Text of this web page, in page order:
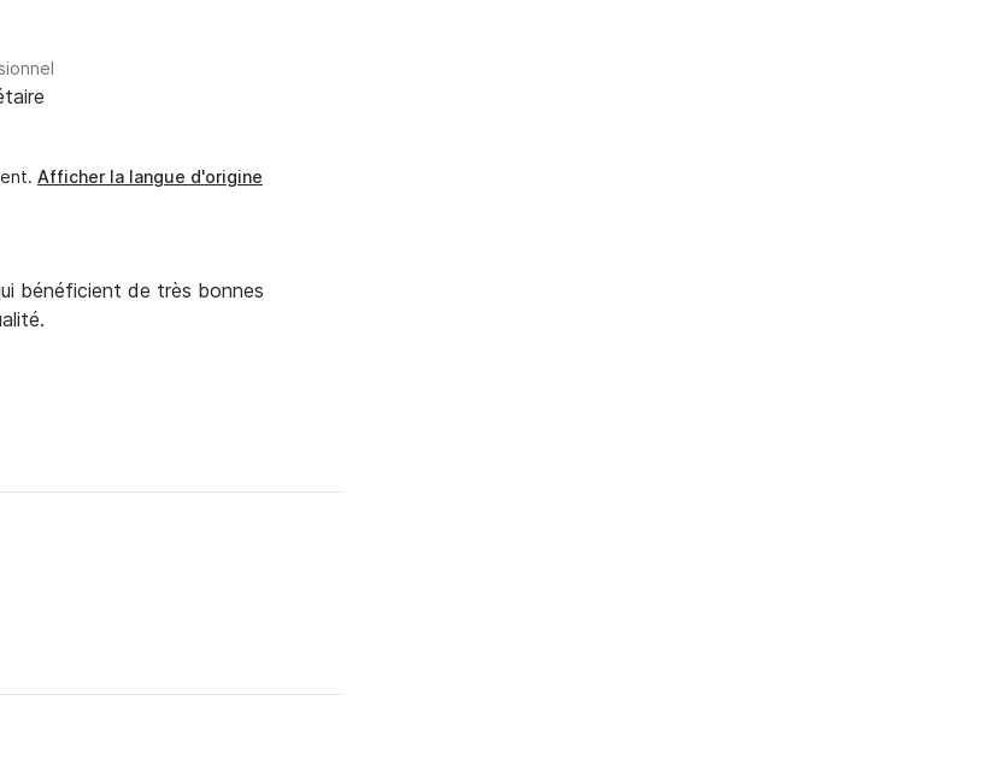
Afficher la langue d'origine
bénéficient de très bonnes